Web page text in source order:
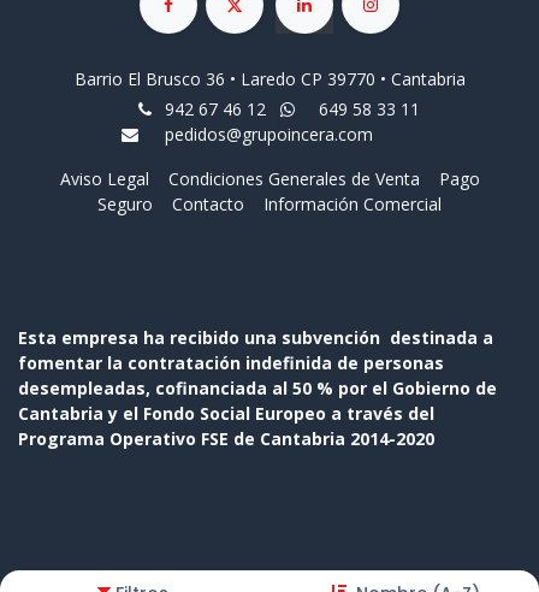
Barrio El Brusco 36 • Laredo CP 39770 • Cantabria
942 67 46 12
649 58 33 11
pedidos@grupoincera.com
Aviso Legal
Condiciones Generales de Venta
Pago
Seguro
Contacto Información Comercial
Esta empresa ha recibido una subvención destinada a
fomentar la contratación indefinida de personas
desempleadas, cofinanciada al 50 % por el Gobierno de
Cantabria y el Fondo Social Europeo a través del
Programa Operativo FSE de Cantabria 2014-2020